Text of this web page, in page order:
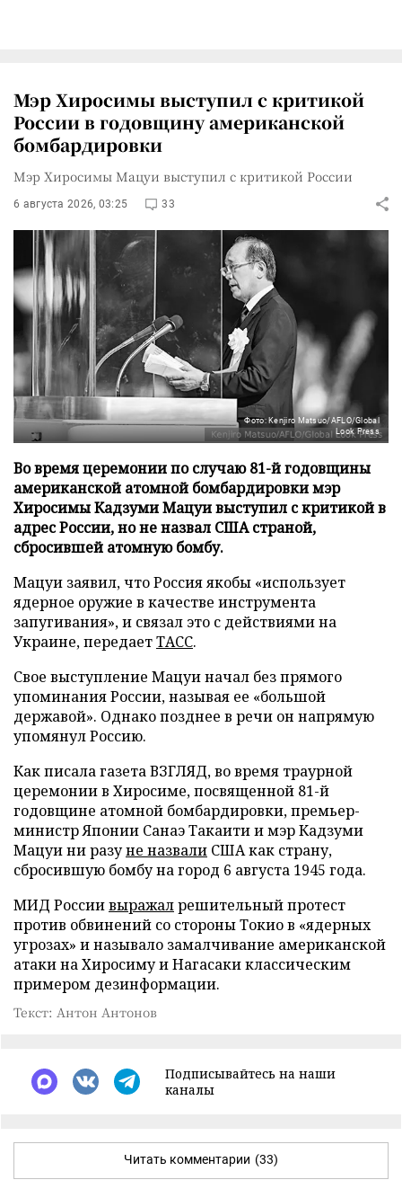
Мэр Хиросимы выступил с критикой
России в годовщину американской
бомбардировки
Мэр Хиросимы Мацуи выступил с критикой России
6 августа 2026, 03:25 33
Фото: Kenjiro Matsuo/AFLO/Global
Look Press
Во время церемонии по случаю 81-й годовщины
американской атомной бомбардировки мэр
Хиросимы Кадзуми Мацуи выступил с критикой в
адрес России, но не назвал США страной,
сбросившей атомную бомбу.
Мацуи заявил, что Россия якобы «использует
ядерное оружие в качестве инструмента
запугивания», и связал это с действиями на
Украине, передаетТАСС.
Свое выступление Мацуи начал без прямого
упоминания России, называя ее «большой
державой». Однако позднее в речи он напрямую
упомянул Россию.
Как писала газета ВЗГЛЯД, во время траурной
церемонии в Хиросиме, посвященной 81-й
годовщине атомной бомбардировки, премьер-
министр Японии Санаэ Такаити и мэр Кадзуми
Мацуи ни разуне назвали США как страну,
сбросившую бомбу на город 6 августа 1945 года.
МИД Россиивыражалрешительный протест
против обвинений со стороны Токио в «ядерных
угрозах» и называло замалчивание американской
атаки на Хиросиму и Нагасаки классическим
примером дезинформации.
Текст: Антон Антонов
Подписывайтесь на наши
каналы
Читать комментарии (33)